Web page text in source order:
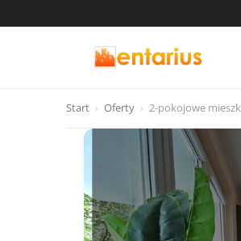
Start › Oferty › 2-pokojowe